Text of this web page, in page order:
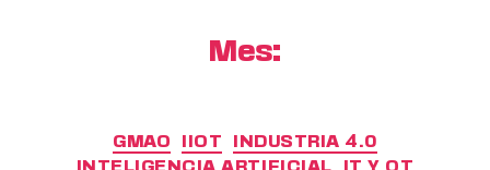
Mes:
GMAO IIOT
INDUSTRIA 4.0